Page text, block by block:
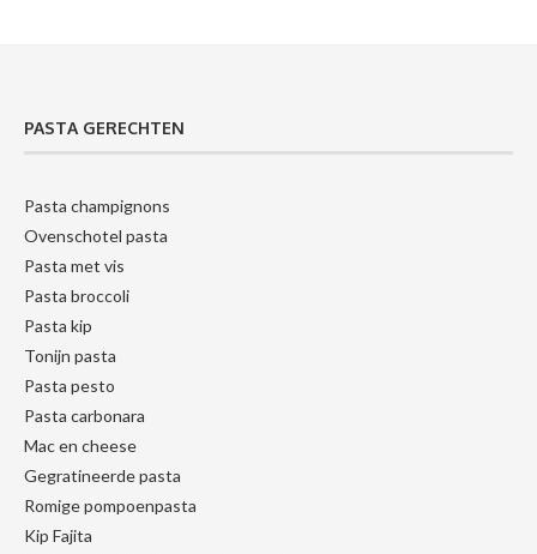
PASTA GERECHTEN
Pasta champignons
Ovenschotel pasta
Pasta met vis
Pasta broccoli
Pasta kip
Tonijn pasta
Pasta pesto
Pasta carbonara
Mac en cheese
Gegratineerde pasta
Romige pompoenpasta
Kip Fajita